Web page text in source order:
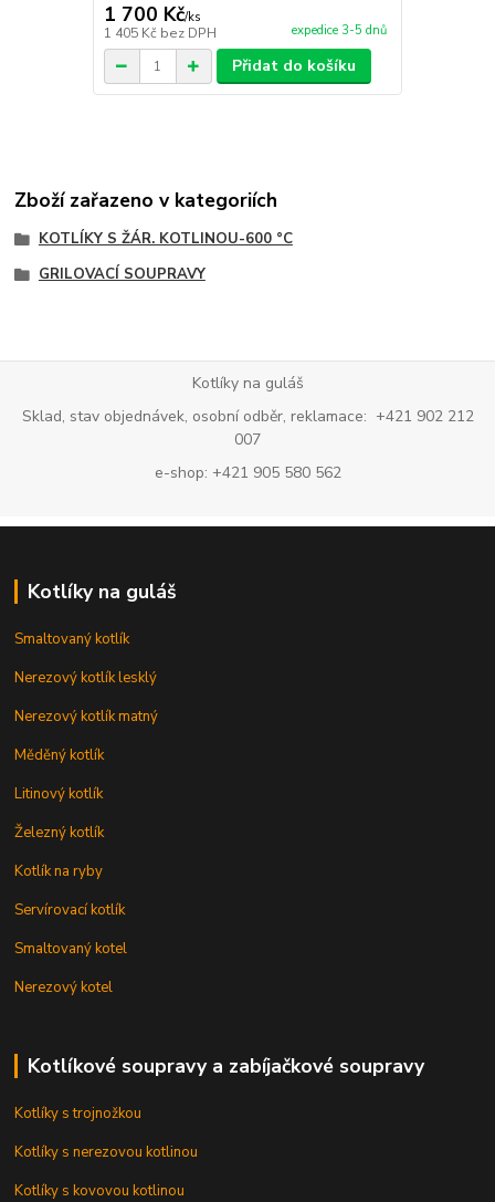
1 700 Kč/ks
1 405 Kč bez DPH expedice 3-5 dnů
Přidat do košíku
Zboží zařazeno v kategoriích
KOTLÍKY S ŽÁR. KOTLINOU-600 °C
GRILOVACÍ SOUPRAVY
Kotlíky na guláš
Sklad, stav objednávek, osobní odběr, reklamace: +421 902 212
007
e-shop: +421 905 580 562
Kotlíky na guláš
Smaltovaný kotlík
Nerezový kotlík lesklý
Nerezový kotlík matný
Měděný kotlík
Litinový kotlík
Železný kotlík
Kotlík na ryby
Servírovací kotlík
Smaltovaný kotel
Nerezový kotel
Kotlíkové soupravy a zabíjačkové soupravy
Kotlíky s trojnožkou
Kotlíky s nerezovou kotlinou
Kotlíky s kovovou kotlinou